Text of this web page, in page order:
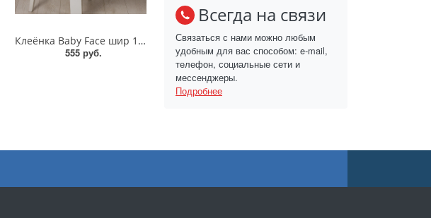
Клеёнка Baby Face шир 140 см/цена за 1 метр
555 руб.
Всегда на связи
Связаться с нами можно любым
удобным для вас способом: e-mail,
телефон, социальные сети и
мессенджеры.
Подробнее